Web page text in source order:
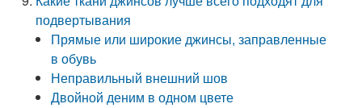
подвертывания
Прямые или широкие джинсы, заправленные
в обувь
Неправильный внешний шов
Двойной деним в одном цвете